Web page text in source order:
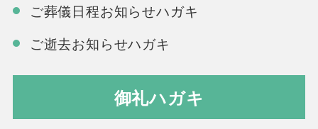
ご葬儀日程お知らせハガキ
ご逝去お知らせハガキ
御礼ハガキ